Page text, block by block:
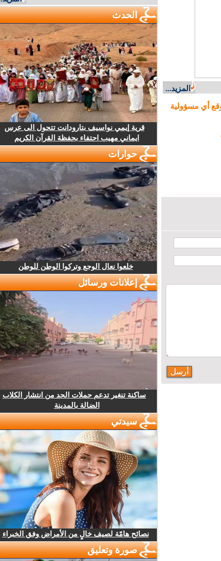
المزيد...
أي مسؤولية
الحدث
قرية إيمي نواسيف بتارودانت تتحول الى عرس
ايماني مهيب احتفاء بحفظة القرآن الكريم
حوارات
خلعوا نعال الوجع وتركوا الوطن للوطن
إعلانات ورسائل
ساكنة تنغير تدعم حملات الحد من انتشار الكلاب
الضالة بالمدينة
سيدتي
نصائح هامّة لصيف خالٍ من الأمراض وفق الخبراء
صورة وتعليق